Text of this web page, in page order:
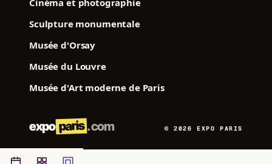
Cinéma et photographie
Sculpture monumentale
Musée d'Orsay
Musée du Louvre
Musée d'Art moderne de Paris
expo paris.com © 2026 EXPO PARIS